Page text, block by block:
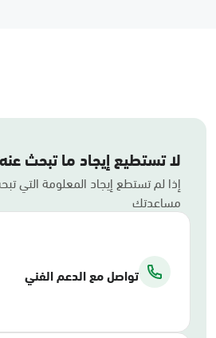
لا تستطيع إيجاد ما تبحث
إذا لم تستطع إيجاد المعلومة التي
مساعدتك
تواصل مع الدعم الفني